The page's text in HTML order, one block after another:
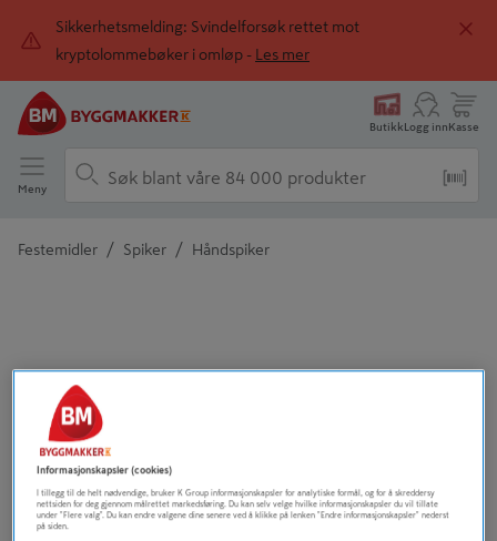
Sikkerhetsmelding: Svindelforsøk rettet mot
kryptolommebøker i omløp -
Les mer
ButikkLogg innKasse
Meny
Festemidler / Spiker / Håndspiker
Tidligere
Informasjonskapsler (cookies)
I tillegg til de helt nødvendige, bruker K Group informasjonskapsler for analytiske formål, og for å skreddersy
nettsiden for deg gjennom målrettet markedsføring. Du kan selv velge hvilke informasjonskapsler du vil tillate
under "Flere valg". Du kan endre valgene dine senere ved å klikke på lenken "Endre informasjonskapsler" nederst
på siden.